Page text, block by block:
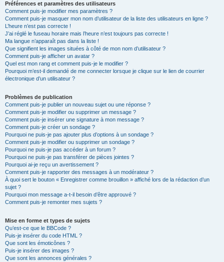
Préférences et paramètres des utilisateurs
Comment puis-je modifier mes paramètres ?
Comment puis-je masquer mon nom d’utilisateur de la liste des utilisateurs en ligne ?
L’heure n’est pas correcte !
J’ai réglé le fuseau horaire mais l’heure n’est toujours pas correcte !
Ma langue n’apparaît pas dans la liste !
Que signifient les images situées à côté de mon nom d’utilisateur ?
Comment puis-je afficher un avatar ?
Quel est mon rang et comment puis-je le modifier ?
Pourquoi m’est-il demandé de me connecter lorsque je clique sur le lien de courrier
électronique d’un utilisateur ?
Problèmes de publication
Comment puis-je publier un nouveau sujet ou une réponse ?
Comment puis-je modifier ou supprimer un message ?
Comment puis-je insérer une signature à mon message ?
Comment puis-je créer un sondage ?
Pourquoi ne puis-je pas ajouter plus d’options à un sondage ?
Comment puis-je modifier ou supprimer un sondage ?
Pourquoi ne puis-je pas accéder à un forum ?
Pourquoi ne puis-je pas transférer de pièces jointes ?
Pourquoi ai-je reçu un avertissement ?
Comment puis-je rapporter des messages à un modérateur ?
À quoi sert le bouton « Enregistrer comme brouillon » affiché lors de la rédaction d’un
sujet ?
Pourquoi mon message a-t-il besoin d’être approuvé ?
Comment puis-je remonter mes sujets ?
Mise en forme et types de sujets
Qu’est-ce que le BBCode ?
Puis-je insérer du code HTML ?
Que sont les émoticônes ?
Puis-je insérer des images ?
Que sont les annonces générales ?